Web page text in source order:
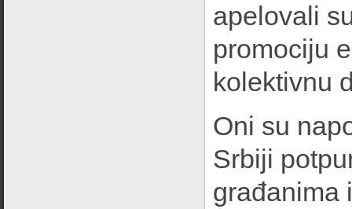
apelovali
promociju
kolektivnu
Oni su
Srbiji
građanima